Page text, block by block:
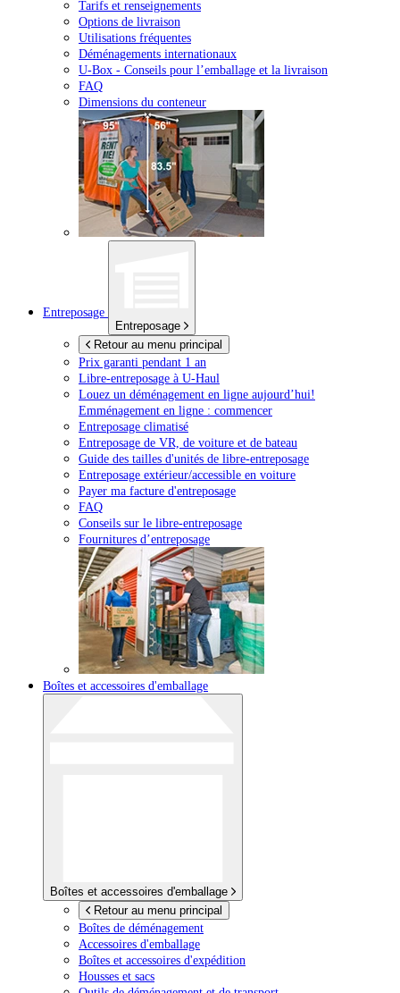
Tarifs et renseignements
Options de livraison
Utilisations fréquentes
Déménagements internationaux
U-Box - Conseils pour l’emballage et la livraison
FAQ
Dimensions du conteneur
Entreposage
Entreposage
Retour au menu principal
Prix garanti pendant 1 an
Libre-entreposage à U-Haul
Louez un déménagement en ligne aujourd’hui!
Emménagement en ligne : commencer
Entreposage climatisé
Entreposage de VR, de voiture et de bateau
Guide des tailles d'unités de libre-entreposage
Entreposage extérieur/accessible en voiture
Payer ma facture d'entreposage
FAQ
Conseils sur le libre-entreposage
Fournitures d’entreposage
Boîtes et accessoires d'emballage
Boîtes et accessoires d'emballage
Retour au menu principal
Boîtes de déménagement
Accessoires d'emballage
Boîtes et accessoires d'expédition
Housses et sacs